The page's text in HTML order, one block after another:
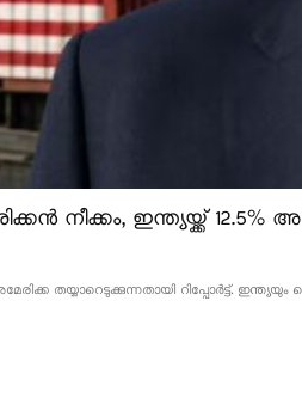
നീക്കം, ഇന്ത്യയ്ക്ക് 12.5%
തയ്യാറെടുക്കുന്നതായി റിപ്പോർട്ട്.